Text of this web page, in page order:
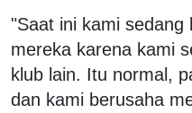
"Saat ini kami sedang
mereka karena kami
klub lain. Itu normal,
dan kami berusaha